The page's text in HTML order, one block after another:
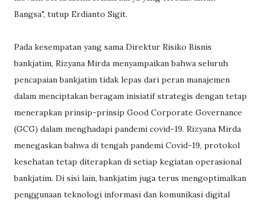
Bangsa", tutup Erdianto Sigit.
Pada kesempatan yang sama Direktur Risiko Bisnis
bankjatim, Rizyana Mirda menyampaikan bahwa seluruh
pencapaian bankjatim tidak lepas dari peran manajemen
dalam menciptakan beragam inisiatif strategis dengan tetap
menerapkan prinsip-prinsip Good Corporate Governance
(GCG) dalam menghadapi pandemi covid-19. Rizyana Mirda
menegaskan bahwa di tengah pandemi Covid-19, protokol
kesehatan tetap diterapkan di setiap kegiatan operasional
bankjatim. Di sisi lain, bankjatim juga terus mengoptimalkan
penggunaan teknologi informasi dan komunikasi digital